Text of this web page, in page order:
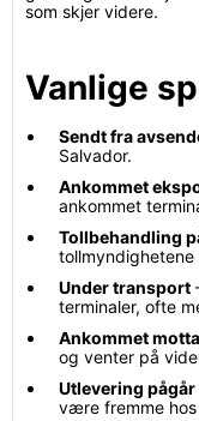
som skjer videre.
Vanlige
Sendt fra
Salvador.
Ankommet
ankommet
Tollbehandling
Under transport
terminaler, ofte
Ankommet
og venter på
Utlevering pågår
være fremme